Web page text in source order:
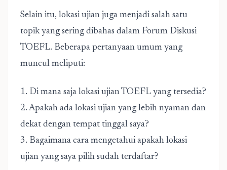
Selain itu, lokasi ujian juga menjadi salah satu
topik yang sering dibahas dalam Forum Diskusi
TOEFL. Beberapa pertanyaan umum yang
muncul meliputi:
1. Di mana saja lokasi ujian TOEFL yang tersedia?
2. Apakah ada lokasi ujian yang lebih nyaman dan
dekat dengan tempat tinggal saya?
3. Bagaimana cara mengetahui apakah lokasi
ujian yang saya pilih sudah terdaftar?